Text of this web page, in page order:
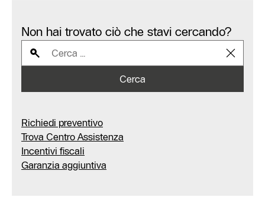
Non hai trovato ciò che stavi cercando?
Cerca
Richiedi preventivo
Trova Centro Assistenza
Incentivi fiscali
Garanzia aggiuntiva